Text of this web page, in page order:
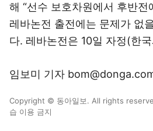
해 “선수 보호차원에서 후반
레바논전 출전에는 문제가 없
다. 레바논전은 10일 자정(한
임보미 기자
Copyright © 동아일보. All rights
습 이용 금지